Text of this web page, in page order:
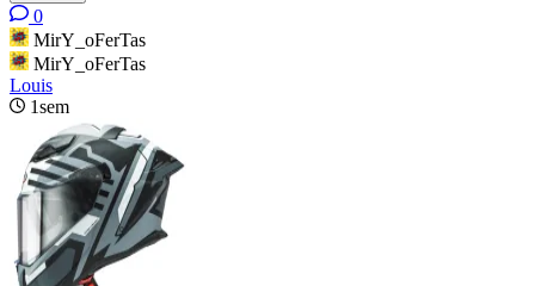
0
MirY_oFerTas
MirY_oFerTas
Louis
1sem